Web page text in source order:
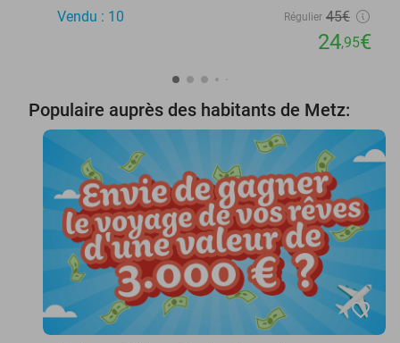
Vendu : 10 Régulier 45€
24,95€
Populaire auprès des habitants de Metz:
favorite_border